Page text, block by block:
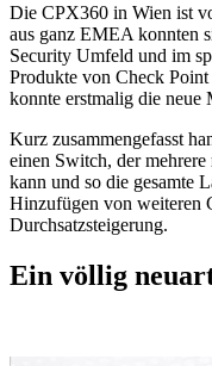
Die CPX360 in Wien ist
aus ganz EMEA konnten
Security Umfeld und im
Produkte von Check
konnte erstmalig die neue
Kurz zusammengefasst
einen Switch, der
kann und so die gesamte
Hinzufügen von weiteren
Durchsatzsteigerung.
Ein völlig